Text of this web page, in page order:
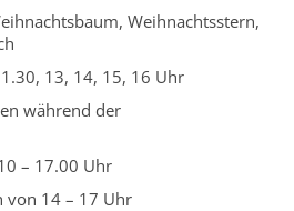
Weihnachtsstern,
13, 14, 15, 16 Uhr
während der
– 17.00 Uhr
von 14 – 17 Uhr